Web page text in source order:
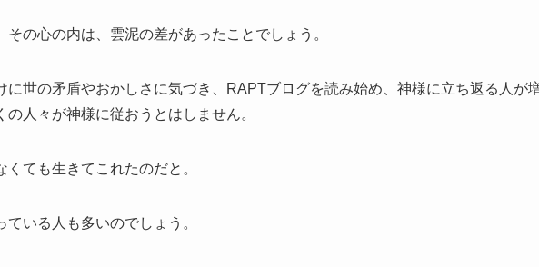
の心の内は、雲泥の差があったことでしょう。
に世の矛盾やおかしさに気づき、RAPTブログを読み始め、神様に立ち返る人が
人々が神様に従おうとはしません。
ても生きてこれたのだと。
いる人も多いのでしょう。